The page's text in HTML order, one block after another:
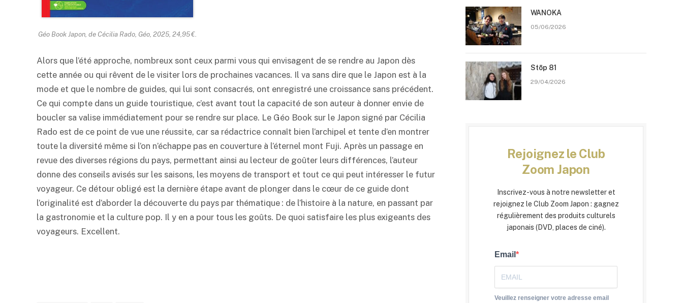
Géo Book Japon, de Cécilia Rado, Géo, 2025, 24,95 €.
Alors que l’été approche, nombreux sont ceux parmi vous qui envisagent de se rendre au Japon dès
cette année ou qui rêvent de le visiter lors de prochaines vacances. Il va sans dire que le Japon est à la
mode et que le nombre de guides, qui lui sont consacrés, ont enregistré une croissance sans précédent.
Ce qui compte dans un guide touristique, c’est avant tout la capacité de son auteur à donner envie de
boucler sa valise immédiatement pour se rendre sur place. Le Géo Book sur le Japon signé par Cécilia
Rado est de ce point de vue une réussite, car sa rédactrice connaît bien l’archipel et tente d’en montrer
toute la diversité même si l’on n’échappe pas en couverture à l’éternel mont Fuji. Après un passage en
revue des diverses régions du pays, permettant ainsi au lecteur de goûter leurs différences, l’auteur
donne des conseils avisés sur les saisons, les moyens de transport et tout ce qui peut intéresser le futur
voyageur. Ce détour obligé est la dernière étape avant de plonger dans le cœur de ce guide dont
l’originalité est d’aborder la découverte du pays par thématique : de l’histoire à la nature, en passant par
la gastronomie et la culture pop. Il y en a pour tous les goûts. De quoi satisfaire les plus exigeants des
voyageurs. Excellent.
WANOKA
05/06/2026
Stōp 81
29/04/2026
Rejoignez le Club
Zoom Japon
Inscrivez-vous à notre newsletter et
rejoignez le Club Zoom Japon : gagnez
régulièrement des produits culturels
japonais (DVD, places de ciné).
Email
Veuillez renseigner votre adresse email